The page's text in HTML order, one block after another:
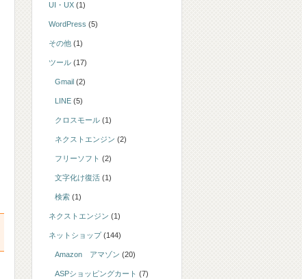
UI・UX (1)
WordPress (5)
その他 (1)
ツール (17)
Gmail (2)
LINE (5)
クロスモール (1)
ネクストエンジン (2)
フリーソフト (2)
文字化け復活 (1)
検索 (1)
ネクストエンジン (1)
ネットショップ(144)
Amazon アマゾン (20)
ASPショッピングカート (7)